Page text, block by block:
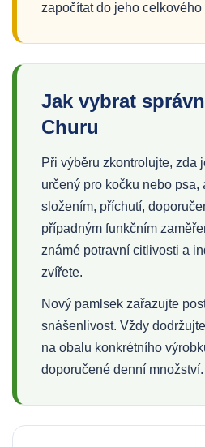
započítat do jeho
Jak vybrat
Churu
Při výběru zkontrolujte, zda
určený pro kočku nebo psa,
složením, příchutí,
případným funkčním
známé potravní citlivosti a
zvířete.
Nový pamlsek zařazujte
snášenlivost. Vždy
na obalu konkrétního
doporučené denní množství.